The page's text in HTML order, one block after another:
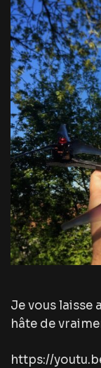
Je vous laisse
hâte de
https://